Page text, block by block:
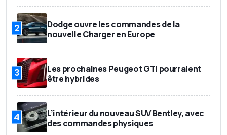
2
Dodge ouvre les commandes de la
nouvelle Charger en Europe
3
Les prochaines Peugeot GTi pourraient
être hybrides
4
L’intérieur du nouveau SUV Bentley, avec
des commandes physiques